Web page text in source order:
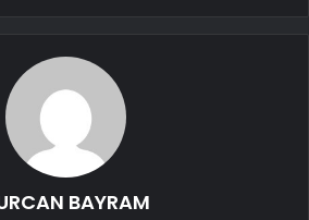
BAYRAM